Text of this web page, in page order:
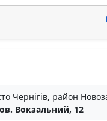
Чернігів, район
Вокзальний, 12